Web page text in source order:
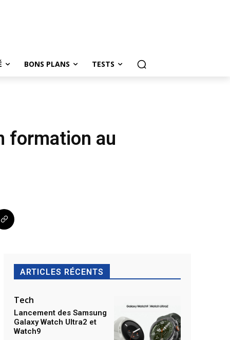
BONS PLANS TESTS
formation au
ARTICLES RÉCENTS
Tech
Lancement des Samsung
Galaxy Watch Ultra2 et
Watch9